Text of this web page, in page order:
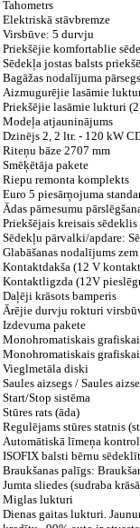
Tahometrs
Elektriskā stāvbremze
Virsbūve: 5 durvju
Priekšējie komfortablie
Sēdekļa jostas balsts
Bagāžas nodalījuma pārsegs
Aizmugurējie lasāmie
Priekšējie lasāmie lukturi
Modeļa atjauninājums
Dzinējs 2, 2 ltr. - 120 kW
Riteņu bāze 2707 mm
Smēķētāja pakete
Riepu remonta komplekts
Euro 5 piesārņojuma
Ādas pārnesumu
Priekšējais kreisais
Sēdekļu pārvalki/apdare:
Glabāšanas nodalījums
Kontaktdakša (12 V
Kontaktligzda (12V
Daļēji krāsots bamperis
Ārējie durvju rokturi
Izdevuma pakete
Monohromatiskais
Monohromatiskais
Vieglmetāla diski
Saules aizsegs / Saules
Start/Stop sistēma
Stūres rats (āda)
Regulējams stūres statnis
Automātiskā līmeņa
ISOFIX balsti bērnu
Braukšanas palīgs:
Jumta sliedes (sudraba
Miglas lukturi
Dienas gaitas lukturi.